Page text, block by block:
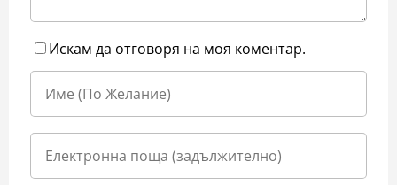
Искам да отговоря на моя коментар.